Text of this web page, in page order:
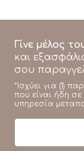
Γίνε μέλος
και
σου
*Ισχύει για (1)
που είναι ήδη
υπηρεσία